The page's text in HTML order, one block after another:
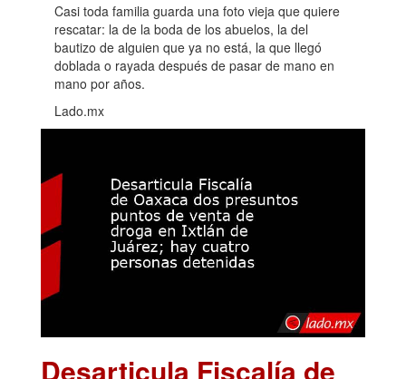
Casi toda familia guarda una foto vieja que quiere
rescatar: la de la boda de los abuelos, la del
bautizo de alguien que ya no está, la que llegó
doblada o rayada después de pasar de mano en
mano por años.
Lado.mx
Desarticula Fiscalía de